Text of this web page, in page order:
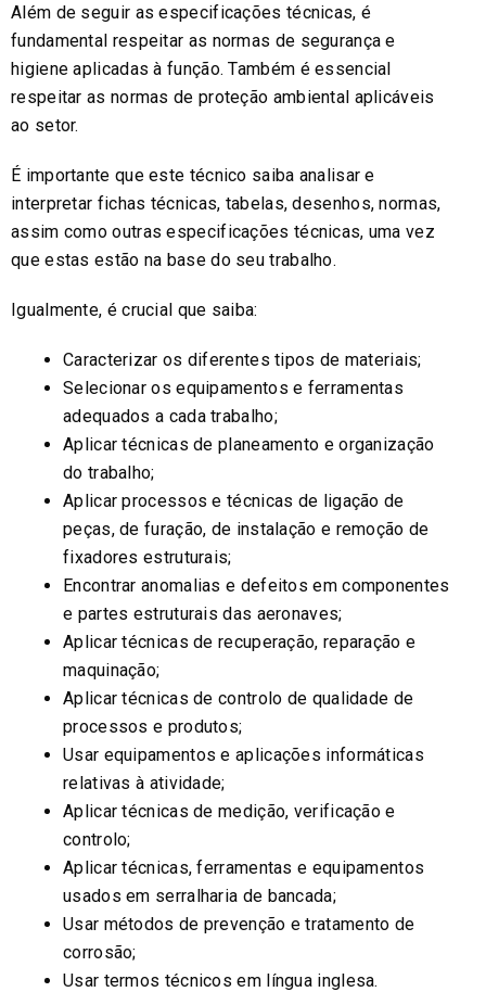
Além de seguir as especificações técnicas, é
fundamental respeitar as normas de segurança e
higiene aplicadas à função. Também é essencial
respeitar as normas de proteção ambiental aplicáveis
ao setor.
É importante que este técnico saiba analisar e
interpretar fichas técnicas, tabelas, desenhos, normas,
assim como outras especificações técnicas, uma vez
que estas estão na base do seu trabalho.
Igualmente, é crucial que saiba:
Caracterizar os diferentes tipos de materiais;
Selecionar os equipamentos e ferramentas
adequados a cada trabalho;
Aplicar técnicas de planeamento e organização
do trabalho;
Aplicar processos e técnicas de ligação de
peças, de furação, de instalação e remoção de
fixadores estruturais;
Encontrar anomalias e defeitos em componentes
e partes estruturais das aeronaves;
Aplicar técnicas de recuperação, reparação e
maquinação;
Aplicar técnicas de controlo de qualidade de
processos e produtos;
Usar equipamentos e aplicações informáticas
relativas à atividade;
Aplicar técnicas de medição, verificação e
controlo;
Aplicar técnicas, ferramentas e equipamentos
usados em serralharia de bancada;
Usar métodos de prevenção e tratamento de
corrosão;
Usar termos técnicos em língua inglesa.